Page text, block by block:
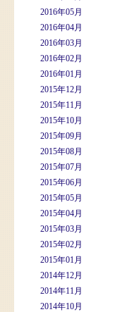
2016年05月
2016年04月
2016年03月
2016年02月
2016年01月
2015年12月
2015年11月
2015年10月
2015年09月
2015年08月
2015年07月
2015年06月
2015年05月
2015年04月
2015年03月
2015年02月
2015年01月
2014年12月
2014年11月
2014年10月